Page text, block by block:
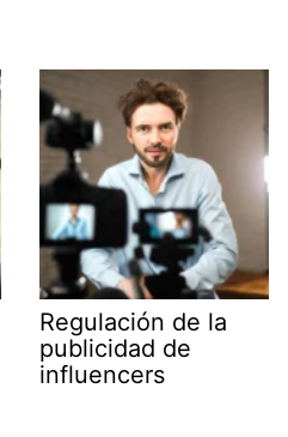
p
m
Regulación de la
publicidad de
influencers